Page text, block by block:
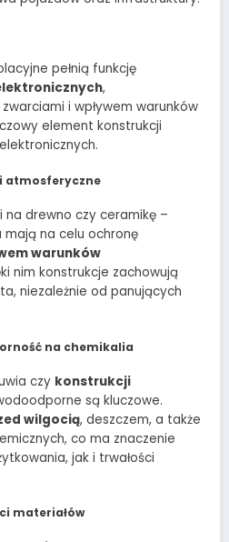
pełnią funkcję
,
i wpływem warunków
element konstrukcji
atmosferyczne
na drewno czy ceramikę –
na celu ochronę
warunków
nim konstrukcje zachowują
niezależnie od panujących
na chemikalia
czy konstrukcji
są kluczowe.
wilgocią, deszczem, a także
co ma znaczenie
jak i trwałości
materiałów